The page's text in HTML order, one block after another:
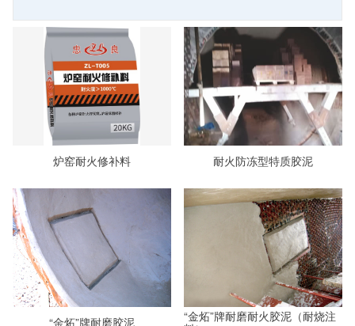
炉窑耐火修补料 耐火防冻型特质胶泥
“金炻”牌耐磨胶泥
“金炻”牌耐磨耐火胶泥（耐烧注